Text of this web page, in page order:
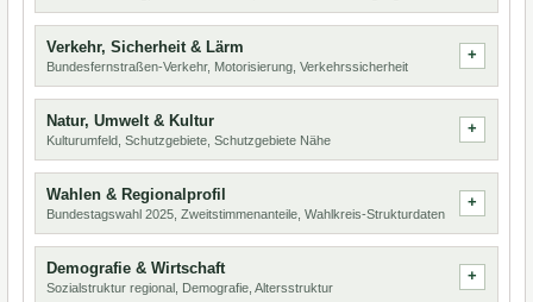
Verkehr, Sicherheit & Lärm
Bundesfernstraßen-Verkehr, Motorisierung, Verkehrssicherheit
Natur, Umwelt & Kultur
Kulturumfeld, Schutzgebiete, Schutzgebiete Nähe
Wahlen & Regionalprofil
Bundestagswahl 2025, Zweitstimmenanteile, Wahlkreis-Strukturdaten
Demografie & Wirtschaft
Sozialstruktur regional, Demografie, Altersstruktur